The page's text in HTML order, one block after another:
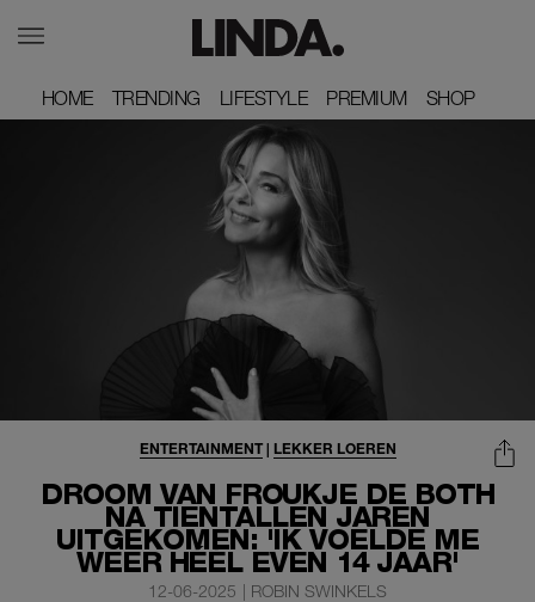
HOME
HOME TRENDING
TRENDING LIFESTYLE
LIFESTYLE PREMIUM
PREMIUM SHOP
SHOP
DROOM VAN FROUKJE DE BOTH
NA TIENTALLEN JAREN
UITGEKOMEN: 'IK VOELDE ME
WEER HÉÉL EVEN 14 JAAR'
ENTERTAINMENT| LEKKER LOEREN
12-06-2025 | ROBIN SWINKELS